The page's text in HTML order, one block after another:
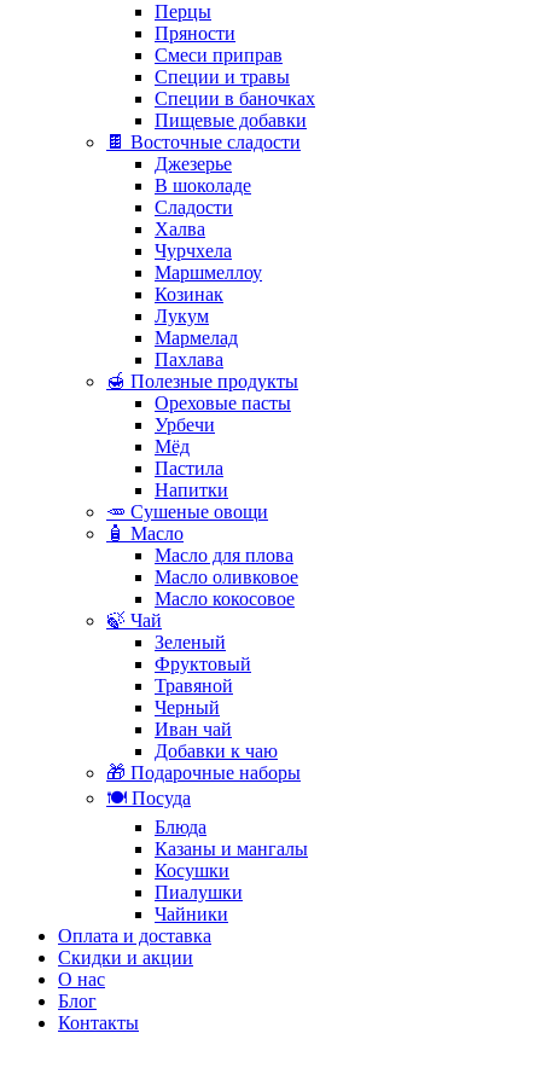
Перцы
Пряности
Смеси приправ
Специи и травы
Специи в баночках
Пищевые добавки
🍫 Восточные сладости
Джезерье
В шоколаде
Сладости
Халва
Чурчхела
Маршмеллоу
Козинак
Лукум
Мармелад
Пахлава
🍯 Полезные продукты
Ореховые пасты
Урбечи
Мёд
Пастила
Напитки
🥕 Сушеные овощи
🧴 Масло
Масло для плова
Масло оливковое
Масло кокосовое
🍃 Чай
Зеленый
Фруктовый
Травяной
Черный
Иван чай
Добавки к чаю
🎁 Подарочные наборы
🍽️ Посуда
Блюда
Казаны и мангалы
Косушки
Пиалушки
Чайники
Оплата и доставка
Скидки и акции
О нас
Блог
Контакты